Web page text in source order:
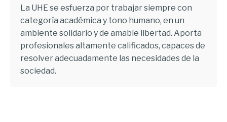
La UHE se esfuerza por trabajar siempre con
categoría académica y tono humano, en un
ambiente solidario y de amable libertad. Aporta
profesionales altamente calificados, capaces de
resolver adecuadamente las necesidades de la
sociedad.